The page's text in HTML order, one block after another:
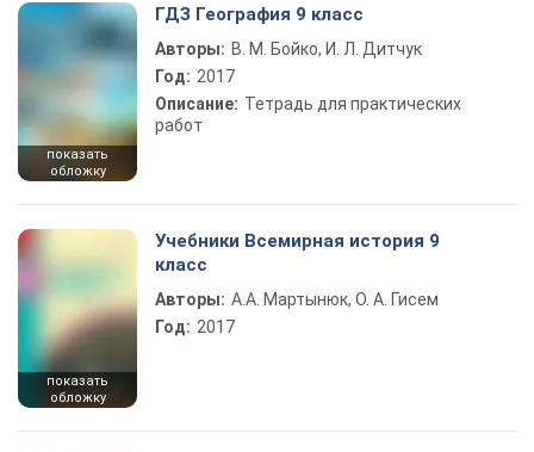
показать
обложку
ГДЗ География 9 класс
Авторы: В. М. Бойко, И. Л. Дитчук
Год: 2017
Описание: Тетрадь для практических
работ
показать
обложку
Учебники Всемирная история 9
класс
Авторы: А.А. Мартынюк, О. А. Гисем
Год: 2017